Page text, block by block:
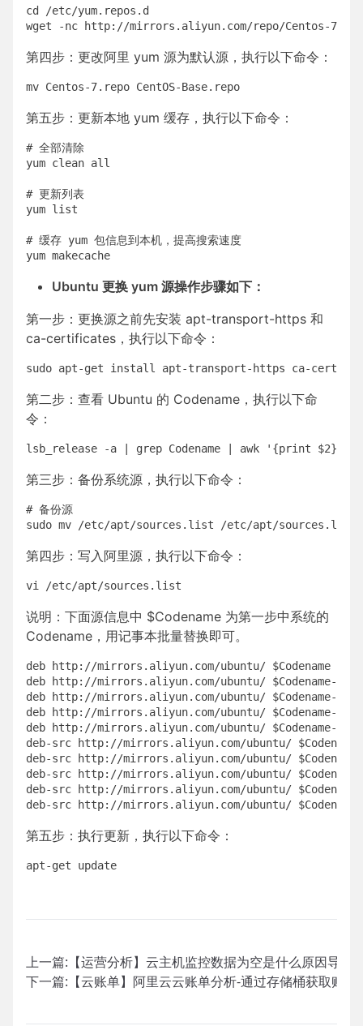
cd /etc/yum.repos.d
第四步：更改阿里 yum 源为默认源，执行以下命令：
第五步：更新本地 yum 缓存，执行以下命令：
# 全部清除
yum clean all
# 更新列表
yum list
# 缓存 yum 包信息到本机，提高搜索速度
Ubuntu 更换 yum 源操作步骤如下：
第一步：更换源之前先安装 apt-transport-https 和
ca-certificates，执行以下命令：
第二步：查看 Ubuntu 的 Codename，执行以下命
令：
第三步：备份系统源，执行以下命令：
# 备份源
第四步：写入阿里源，执行以下命令：
说明：下面源信息中 $Codename 为第一步中系统的
Codename，用记事本批量替换即可。
deb http://mirrors.aliyun.com/ubuntu/ $Codename
deb http://mirrors.aliyun.com/ubuntu/ $Codename-
deb http://mirrors.aliyun.com/ubuntu/ $Codename-
deb http://mirrors.aliyun.com/ubuntu/ $Codename-
deb http://mirrors.aliyun.com/ubuntu/ $Codename-
deb-src http://mirrors.aliyun.com/ubuntu/
deb-src http://mirrors.aliyun.com/ubuntu/
deb-src http://mirrors.aliyun.com/ubuntu/
deb-src http://mirrors.aliyun.com/ubuntu/
第五步：执行更新，执行以下命令：
apt-get update
上一篇: 【运营分析】云主机监控数据为空是什么原因导致
下一篇: 【云账单】阿里云云账单分析-通过存储桶获取账单